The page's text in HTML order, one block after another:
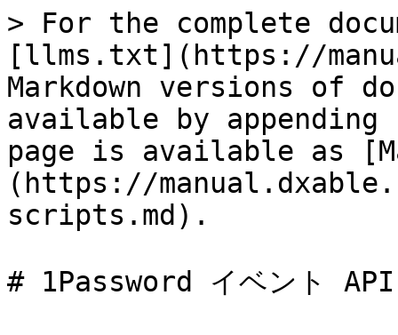
> For the complete
[llms.txt](https://
Markdown versions of
available by
page is available as
(https://
scripts.md).
# 1Password イベント API